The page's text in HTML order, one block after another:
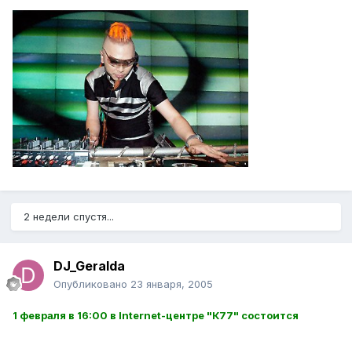
2 недели спустя...
DJ_Geralda
Опубликовано 23 января, 2005
1 февраля в 16:00 в Internet-центре "К77" состоится